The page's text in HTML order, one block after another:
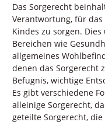
Das Sorgerecht
Verantwortung, für
Kindes zu sorgen.
Bereichen wie
allgemeines
denen das Sorgerecht
Befugnis, wichtige
Es gibt verschiedene
alleinige Sorgerecht,
geteilte Sorgerecht,